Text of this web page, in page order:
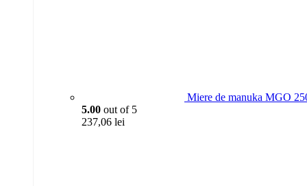
Miere de manuka MGO
5.00 out of 5
237,06 lei